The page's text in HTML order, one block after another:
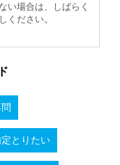
い場合は、しばらく
ください。
定とりたい